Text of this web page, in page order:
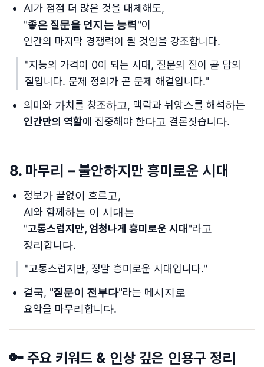
AI가 점점 더 많은 것을 대체해도,
"좋은 질문을 던지는 능력"이
인간의 마지막 경쟁력이 될 것임을 강조합니다.
"지능의 가격이 0이 되는 시대, 질문의 질이 곧 답의
질입니다. 문제 정의가 곧 문제 해결입니다."
의미와 가치를 창조하고, 맥락과 뉘앙스를 해석하는
인간만의 역할에 집중해야 한다고 결론짓습니다.
8. 마무리 – 불안하지만 흥미로운 시대
정보가 끝없이 흐르고,
AI와 함께하는 이 시대는
"고통스럽지만, 엄청나게 흥미로운 시대"라고
정리합니다.
"고통스럽지만, 정말 흥미로운 시대입니다."
결국, "질문이 전부다"라는 메시지로
요약을 마무리합니다.
🔑 주요 키워드 & 인상 깊은 인용구 정리